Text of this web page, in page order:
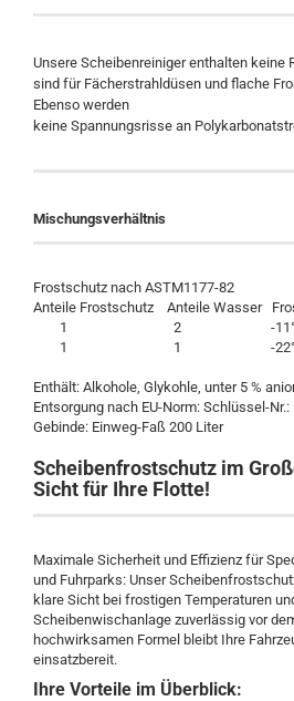
Unsere Scheibenreiniger enthalten keine
sind für Fächerstrahldüsen und flache
Ebenso werden
keine Spannungsrisse an
Mischungsverhältnis
Frostschutz nach ASTM1177-82
Anteile Frostschutz Anteile Wasser
1 2 -
1 1 -
Enthält: Alkohole, Glykohle, unter 5 %
Entsorgung nach EU-Norm: Schlüssel-Nr.:
Gebinde: Einweg-Faß 200 Liter
Scheibenfrostschutz im
Sicht für Ihre Flotte!
Maximale Sicherheit und Effizienz für
und Fuhrparks: Unser
klare Sicht bei frostigen Temperaturen
Scheibenwischanlage zuverlässig vor
hochwirksamen Formel bleibt Ihre
einsatzbereit.
Ihre Vorteile im Überblick: